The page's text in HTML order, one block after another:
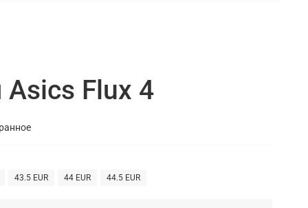
Asics Flux 4
43.5 EUR 44 EUR 44.5 EUR